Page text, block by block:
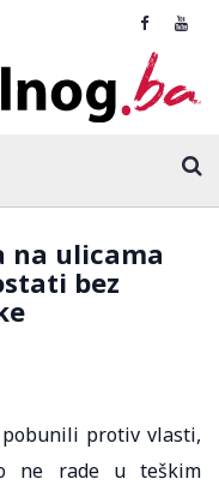
na ulicama
bez
protiv vlasti,
ne rade u teškim